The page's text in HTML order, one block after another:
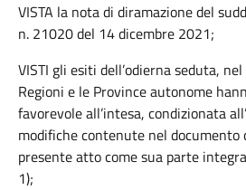
VISTA la nota di diramazione del
n. 21020 del 14 dicembre 2021;
VISTI gli esiti dell’odierna seduta,
Regioni e le Province autonome
favorevole all’intesa, condizionata
modifiche contenute nel documento
presente atto come sua parte
1);